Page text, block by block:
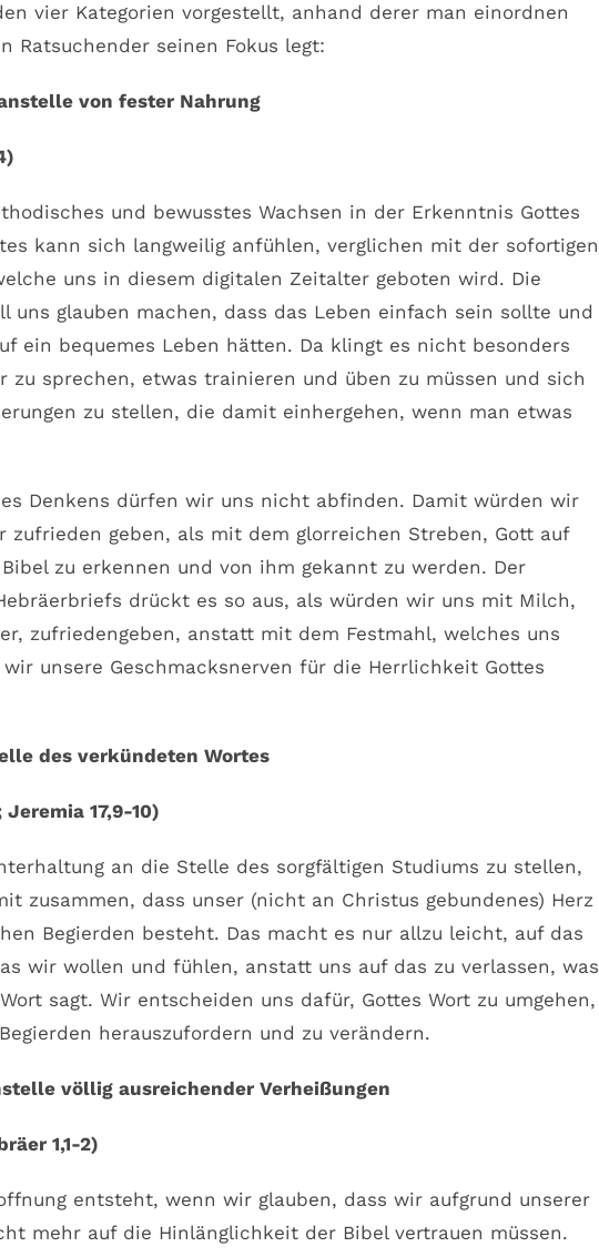
vier Kategorien vorgestellt, anhand derer man einordnen
Ratsuchender seinen Fokus legt:
von fester Nahrung
und bewusstes Wachsen in der Erkenntnis Gottes
kann sich langweilig anfühlen, verglichen mit der sofortigen
uns in diesem digitalen Zeitalter geboten wird. Die
uns glauben machen, dass das Leben einfach sein sollte und
ein bequemes Leben hätten. Da klingt es nicht besonders
zu sprechen, etwas trainieren und üben zu müssen und sich
zu stellen, die damit einhergehen, wenn man etwas
Denkens dürfen wir uns nicht abfinden. Damit würden wir
zufrieden geben, als mit dem glorreichen Streben, Gott auf
zu erkennen und von ihm gekannt zu werden. Der
drückt es so aus, als würden wir uns mit Milch,
zufriedengeben, anstatt mit dem Festmahl, welches uns
unsere Geschmacksnerven für die Herrlichkeit Gottes
des verkündeten Wortes
17,9-10)
an die Stelle des sorgfältigen Studiums zu stellen,
zusammen, dass unser (nicht an Christus gebundenes) Herz
Begierden besteht. Das macht es nur allzu leicht, auf das
wir wollen und fühlen, anstatt uns auf das zu verlassen, was
sagt. Wir entscheiden uns dafür, Gottes Wort zu umgehen,
herauszufordern und zu verändern.
völlig ausreichender Verheißungen
1,1-2)
entsteht, wenn wir glauben, dass wir aufgrund unserer
mehr auf die Hinlänglichkeit der Bibel vertrauen müssen.